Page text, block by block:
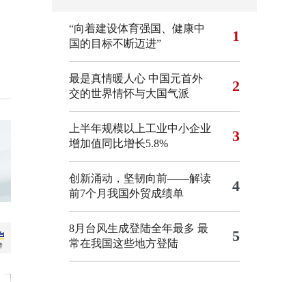
“向着建设体育强国、健康中
国的目标不断迈进”
1
最是真情暖人心 中国元首外
交的世界情怀与大国气派
2
上半年规模以上工业中小企业
增加值同比增长5.8%
3
创新涌动，坚韧向前——解读
前7个月我国外贸成绩单
4
8月台风生成登陆全年最多 最
常在我国这些地方登陆
5